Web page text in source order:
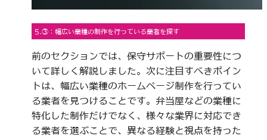
5.③：幅広い業種の制作を行っている業者を探す
前のセクションでは、保守サポートの重要性につ
いて詳しく解説しました。次に注目すべきポイン
トは、幅広い業種のホームページ制作を行ってい
る業者を見つけることです。弁当屋などの業種に
特化した制作だけでなく、様々な業界に対応でき
る業者を選ぶことで、異なる経験と視点を持った